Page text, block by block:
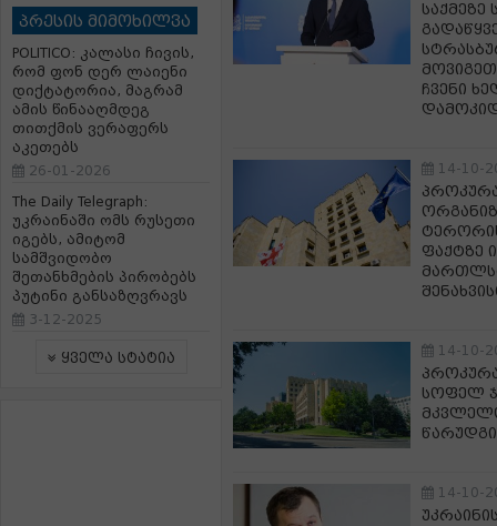
პრესის მიმოხილვა
POLITICO: კალასი ჩივის,
რომ ფონ დერ ლაიენი
დიქტატორია, მაგრამ
ამის წინააღმდეგ
თითქმის ვერაფერს
აკეთებს
26-01-2026
The Daily Telegraph:
უკრაინაში ომს რუსეთი
იგებს, ამიტომ
სამშვიდობო
შეთანხმების პირობებს
პუტინი განსაზღვრავს
3-12-2025
ყველა სტატია
ჩვენი
14-10-
ფაქტზე
14-10-
სოფელ
14-10-